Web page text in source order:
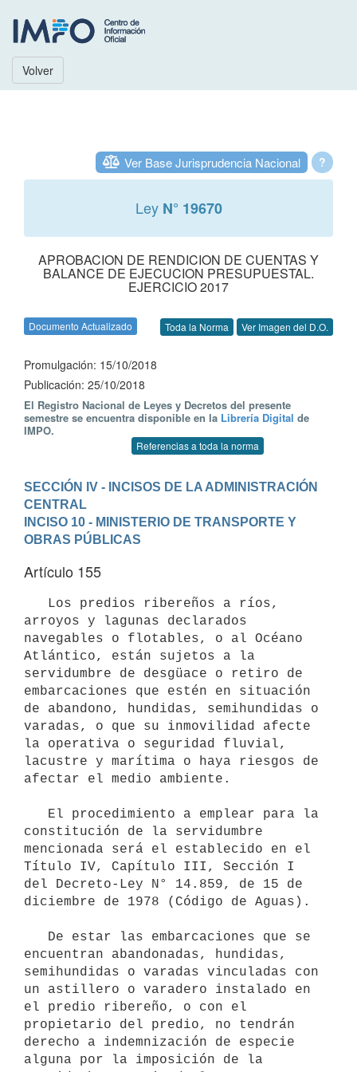
Volver
?
Ver Base Jurisprudencia Nacional
Ley N° 19670
APROBACION DE RENDICION DE CUENTAS Y
BALANCE DE EJECUCION PRESUPUESTAL.
EJERCICIO 2017
Documento Actualizado Toda la Norma Ver Imagen del D.O.
Promulgación: 15/10/2018
Publicación: 25/10/2018
El Registro Nacional de Leyes y Decretos del presente
semestre se encuentra disponible en la Librería Digital de
IMPO.
Referencias a toda la norma
SECCIÓN IV - INCISOS DE LA ADMINISTRACIÓN
CENTRAL
INCISO 10 - MINISTERIO DE TRANSPORTE Y
OBRAS PÚBLICAS
Artículo 155
arroyos y lagunas declarados
navegables o flotables, o al Océano
Atlántico, están sujetos a la
servidumbre de desgüace o retiro de
embarcaciones que estén en situación
de abandono, hundidas, semihundidas o
varadas, o que su inmovilidad afecte
la operativa o seguridad fluvial,
lacustre y marítima o haya riesgos de
afectar el medio ambiente.
constitución de la servidumbre
mencionada será el establecido en el
Título IV, Capítulo III, Sección I
del Decreto-Ley N° 14.859, de 15 de
diciembre de 1978 (Código de Aguas).
encuentran abandonadas, hundidas,
semihundidas o varadas vinculadas con
un astillero o varadero instalado en
el predio ribereño, o con el
propietario del predio, no tendrán
derecho a indemnización de especie
alguna por la imposición de la